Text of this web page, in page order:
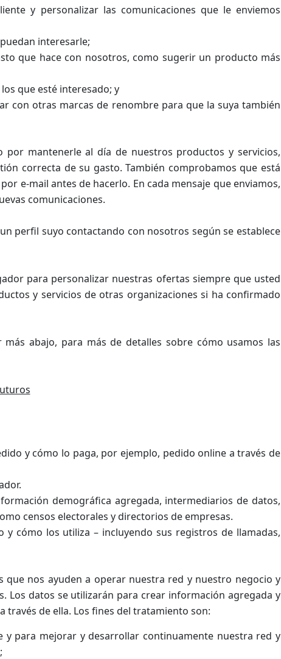
y personalizar las comunicaciones que le enviemos
interesarle;
que hace con nosotros, como sugerir un producto más
que esté interesado; y
con otras marcas de renombre para que la suya también
por mantenerle al día de nuestros productos y servicios,
correcta de su gasto. También comprobamos que está
e-mail antes de hacerlo. En cada mensaje que enviamos,
comunicaciones.
perfil suyo contactando con nosotros según se establece
para personalizar nuestras ofertas siempre que usted
y servicios de otras organizaciones si ha confirmado
abajo, para más de detalles sobre cómo usamos las
y cómo lo paga, por ejemplo, pedido online a través de
demográfica agregada, intermediarios de datos,
censos electorales y directorios de empresas.
cómo los utiliza – incluyendo sus registros de llamadas,
que nos ayuden a operar nuestra red y nuestro negocio y
Los datos se utilizarán para crear información agregada y
través de ella. Los fines del tratamiento son:
para mejorar y desarrollar continuamente nuestra red y